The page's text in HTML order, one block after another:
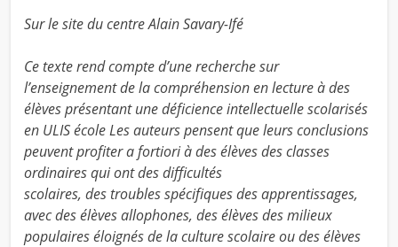
Sur le site du centre Alain Savary-Ifé
Ce texte rend compte d’une recherche sur
l’enseignement de la compréhension en lecture à des
élèves présentant une déficience intellectuelle scolarisés
en ULIS école Les auteurs pensent que leurs conclusions
peuvent profiter a fortiori à des élèves des classes
ordinaires qui ont des difficultés
scolaires, des troubles spécifiques des apprentissages,
avec des élèves allophones, des élèves des milieux
populaires éloignés de la culturescolaire ou des élèves